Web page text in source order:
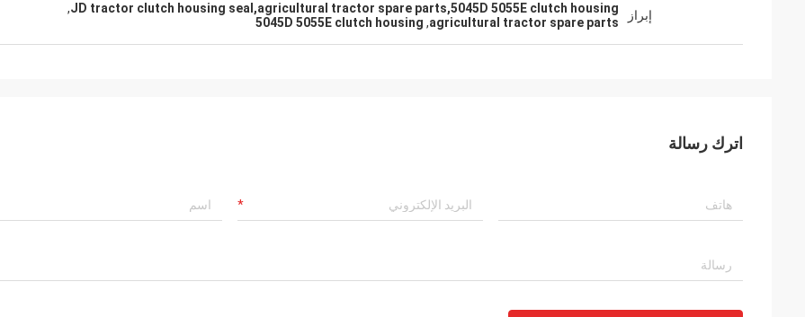
إبراز JD tractor clutch housing seal,agricultural tractor spare parts,5045D 5055E clutch housing
,
agricultural tractor spare parts
,
5045D 5055E clutch housing
اترك رسالة